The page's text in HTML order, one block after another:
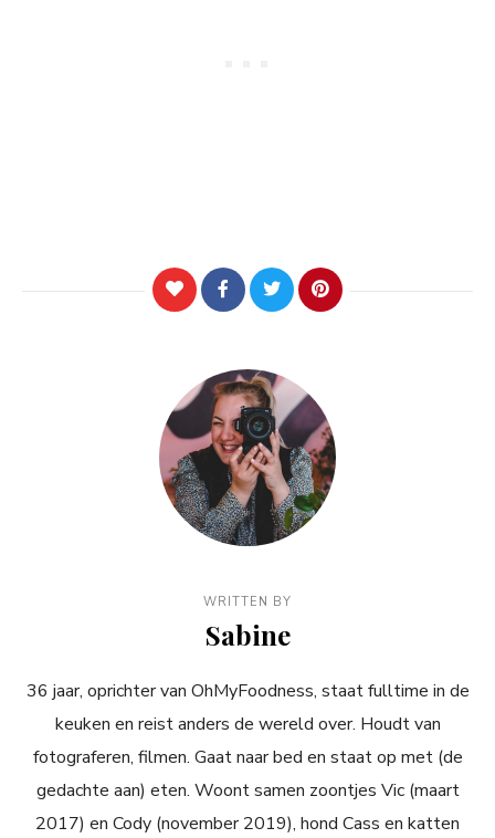
WRITTEN BY
Sabine
36 jaar, oprichter van OhMyFoodness, staat fulltime in de
keuken en reist anders de wereld over. Houdt van
fotograferen, filmen. Gaat naar bed en staat op met (de
gedachte aan) eten. Woont samen zoontjes Vic (maart
2017) en Cody (november 2019), hond Cass en katten